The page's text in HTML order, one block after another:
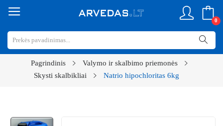
0
Pagrindinis
Valymo ir skalbimo priemonės
Skysti skalbikliai
Natrio hipochloritas 6kg